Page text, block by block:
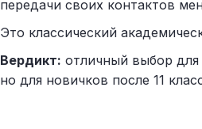
передачи своих контактов
Это классический
Вердикт: отличный выбор
но для новичков после 11